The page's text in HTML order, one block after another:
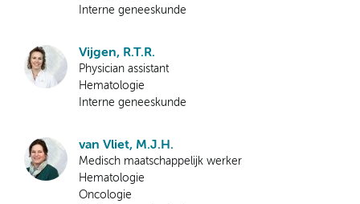
Interne geneeskunde
Vijgen, R.T.R.
Physician assistant
Hematologie
Interne geneeskunde
van Vliet, M.J.H.
Medisch maatschappelijk werker
Hematologie
Oncologie